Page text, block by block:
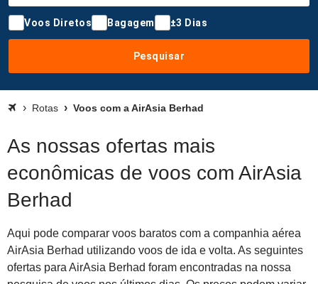
Voos Diretos Bagagem ±3 Dias
Pesquisar
Rotas Voos com a AirAsia Berhad
As nossas ofertas mais
econômicas de voos com AirAsia
Berhad
Aqui pode comparar voos baratos com a companhia aérea
AirAsia Berhad utilizando voos de ida e volta. As seguintes
ofertas para AirAsia Berhad foram encontradas na nossa